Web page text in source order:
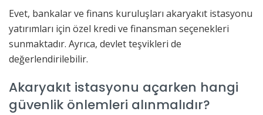
Evet, bankalar ve finans kuruluşları akaryakıt istasyonu
yatırımları için özel kredi ve finansman seçenekleri
sunmaktadır. Ayrıca, devlet teşvikleri de
değerlendirilebilir.
Akaryakıt istasyonu açarken hangi
güvenlik önlemleri alınmalıdır?